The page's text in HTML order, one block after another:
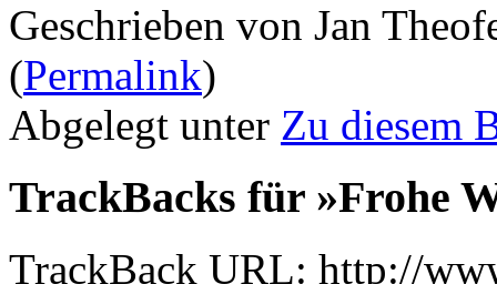
Geschrieben von Jan
(Permalink)
Abgelegt unter Zu diesem
TrackBacks für »Frohe
TrackBack URL: http://